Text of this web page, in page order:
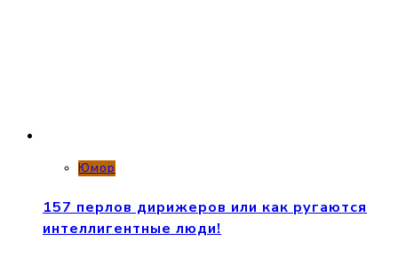
Юмор
157 перлов дирижеров или как ругаются
интеллигентные люди!